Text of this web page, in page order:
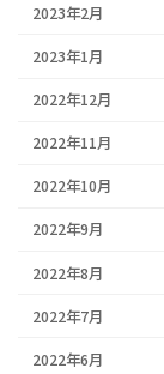
2023年2月
2023年1月
2022年12月
2022年11月
2022年10月
2022年9月
2022年8月
2022年7月
2022年6月